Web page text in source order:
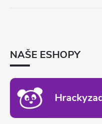
NAŠE ESHOPY